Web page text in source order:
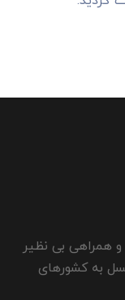
همراهی بی نظیر
به کشورهای